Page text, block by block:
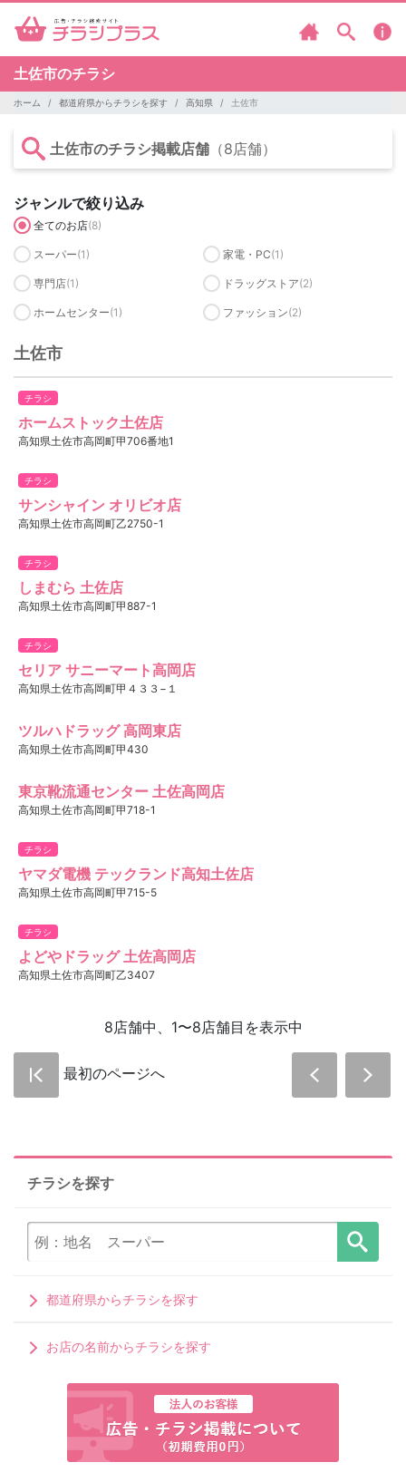
土佐市のチラシ
ホーム 都道府県からチラシを探す 高知県 土佐市
土佐市のチラシ掲載店舗 （8店舗）
ジャンルで絞り込み
全てのお店(8)
スーパー(1) 家電・PC(1)
専門店(1) ドラッグストア(2)
ホームセンター(1) ファッション(2)
土佐市
チラシ
ホームストック土佐店
高知県土佐市高岡町甲706番地1
チラシ
サンシャイン オリビオ店
高知県土佐市高岡町乙2750-1
チラシ
しまむら 土佐店
高知県土佐市高岡町甲887-1
チラシ
セリア サニーマート高岡店
高知県土佐市高岡町甲４３３−１
ツルハドラッグ 高岡東店
高知県土佐市高岡町甲430
東京靴流通センター 土佐高岡店
高知県土佐市高岡町甲718-1
チラシ
ヤマダ電機 テックランド高知土佐店
高知県土佐市高岡町甲715-5
チラシ
よどやドラッグ 土佐高岡店
高知県土佐市高岡町乙3407
8店舗中、1〜8店舗目を表示中
最初のページへ
チラシを探す
都道府県からチラシを探す
お店の名前からチラシを探す